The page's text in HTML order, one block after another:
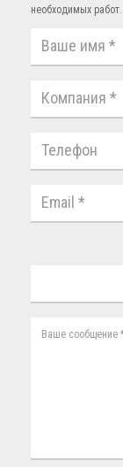
необходимых работ.